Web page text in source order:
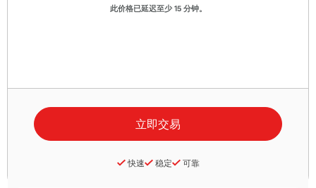
此价格已延迟至少 15 分钟。
快速 稳定 可靠